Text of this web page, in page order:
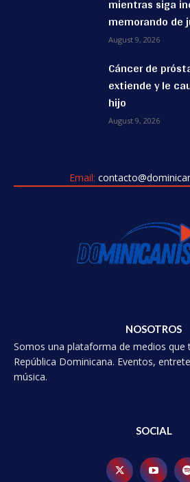
mientras siga
memorando de
August 9, 2026
Cáncer de
extiende y le
hijo
August 9, 2026
Email:
NOSOTROS
Somos una plataforma de medios que
República Dominicana. Eventos,
música.
SOCIAL